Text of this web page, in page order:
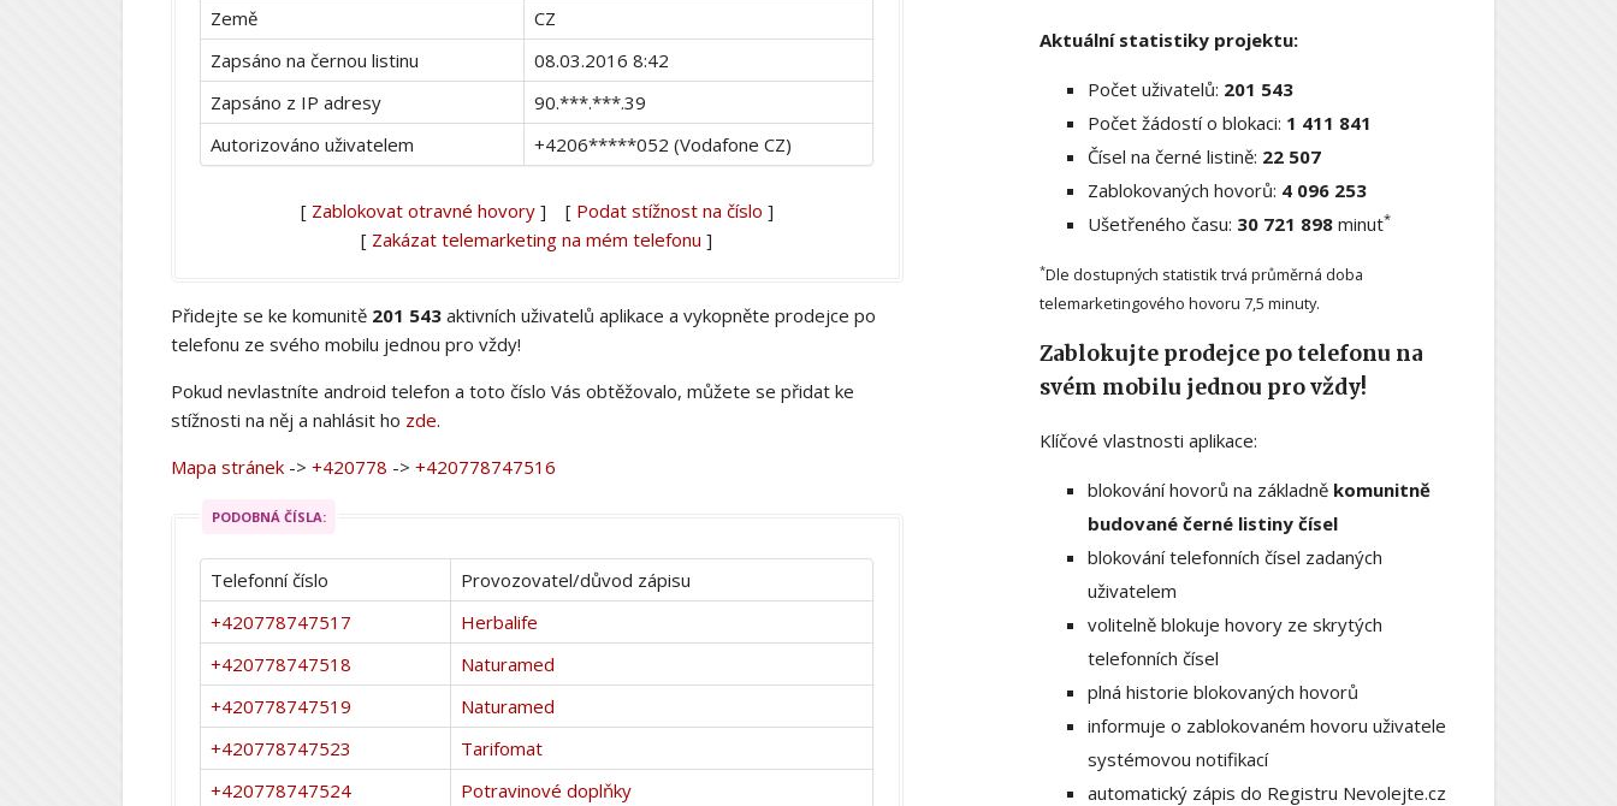
Země
CZ
Zapsáno na černou listinu
08.03.2016 8:42
Zapsáno z IP adresy
90.***.***.39
Autorizováno uživatelem
+4206*****052 (Vodafone CZ)
[ Zablokovat otravné hovory] [ Podat stížnost na číslo ]
[ Zakázat telemarketing na mém telefonu ]
Přidejte se ke komunitě 201 543 aktivních uživatelů aplikace a vykopněte prodejce po
telefonu ze svého mobilu jednou pro vždy!
Pokud nevlastníte android telefon a toto číslo Vás obtěžovalo, můžete se přidat ke
stížnosti na něj a nahlásit ho zde.
Mapa stránek -> +420778 -> +420778747516
PODOBNÁ ČÍSLA:
Telefonní číslo
Provozovatel/důvod zápisu
+420778747517
Herbalife
+420778747518
Naturamed
+420778747519
Naturamed
+420778747523
Tarifomat
+420778747524
Potravinové doplňky
Aktuální statistiky projektu:
Počet uživatelů: 201 543
Počet žádostí o blokaci: 1 411 841
Čísel na černé listině: 22 507
Zablokovaných hovorů: 4 096 253
Ušetřeného času: 30 721 898minut*
*Dle dostupných statistik trvá průměrná doba
telemarketingového hovoru 7,5 minuty.
Zablokujte prodejce po telefonu na
svém mobilu jednou pro vždy!
Klíčové vlastnosti aplikace:
blokování hovorů na základně komunitně
budované černé listiny čísel
blokování telefonních čísel zadaných
uživatelem
volitelně blokuje hovory ze skrytých
telefonních čísel
plná historie blokovaných hovorů
informuje o zablokovaném hovoru uživatele
systémovou notifikací
automatický zápis do Registru Nevolejte.cz